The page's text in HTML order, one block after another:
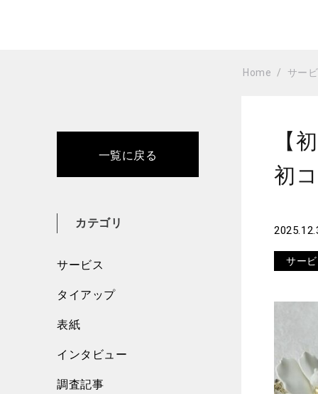
Home サー
一覧に戻る
カテゴリ
サービス
タイアップ
表紙
インタビュー
調査記事
【
初
サー